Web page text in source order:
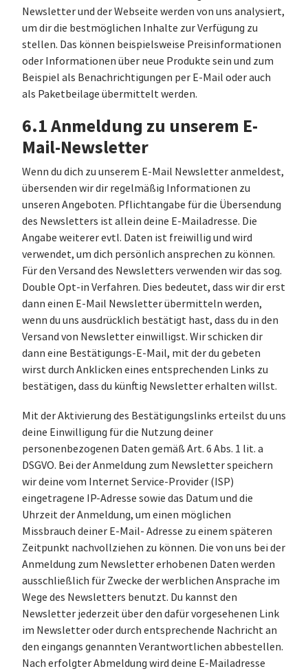
Newsletter und der Webseite werden von uns analysiert,
um dir die bestmöglichen Inhalte zur Verfügung zu
stellen. Das können beispielsweise Preisinformationen
oder Informationen über neue Produkte sein und zum
Beispiel als Benachrichtigungen per E-Mail oder auch
als Paketbeilage übermittelt werden.
6.1 Anmeldung zu unserem E-
Mail-Newsletter
Wenn du dich zu unserem E-Mail Newsletter anmeldest,
übersenden wir dir regelmäßig Informationen zu
unseren Angeboten. Pflichtangabe für die Übersendung
des Newsletters ist allein deine E-Mailadresse. Die
Angabe weiterer evtl. Daten ist freiwillig und wird
verwendet, um dich persönlich ansprechen zu können.
Für den Versand des Newsletters verwenden wir das sog.
Double Opt-in Verfahren. Dies bedeutet, dass wir dir erst
dann einen E-Mail Newsletter übermitteln werden,
wenn du uns ausdrücklich bestätigt hast, dass du in den
Versand von Newsletter einwilligst. Wir schicken dir
dann eine Bestätigungs-E-Mail, mit der du gebeten
wirst durch Anklicken eines entsprechenden Links zu
bestätigen, dass du künftig Newsletter erhalten willst.
Mit der Aktivierung des Bestätigungslinks erteilst du uns
deine Einwilligung für die Nutzung deiner
personenbezogenen Daten gemäß Art. 6 Abs. 1 lit. a
DSGVO. Bei der Anmeldung zum Newsletter speichern
wir deine vom Internet Service-Provider (ISP)
eingetragene IP-Adresse sowie das Datum und die
Uhrzeit der Anmeldung, um einen möglichen
Missbrauch deiner E-Mail- Adresse zu einem späteren
Zeitpunkt nachvollziehen zu können. Die von uns bei der
Anmeldung zum Newsletter erhobenen Daten werden
ausschließlich für Zwecke der werblichen Ansprache im
Wege des Newsletters benutzt. Du kannst den
Newsletter jederzeit über den dafür vorgesehenen Link
im Newsletter oder durch entsprechende Nachricht an
den eingangs genannten Verantwortlichen abbestellen.
Nach erfolgter Abmeldung wird deine E-Mailadresse